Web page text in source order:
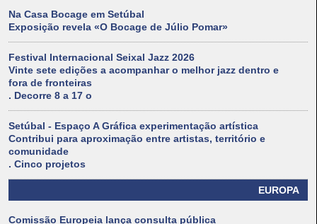
Na Casa Bocage em Setúbal
Exposição revela «O Bocage de Júlio Pomar»
Festival Internacional Seixal Jazz 2026
Vinte sete edições a acompanhar o melhor jazz dentro e
fora de fronteiras
. Decorre 8 a 17 o
Setúbal - Espaço A Gráfica experimentação artística
Contribui para aproximação entre artistas, território e
comunidade
. Cinco projetos
EUROPA
Comissão Europeia lança consulta pública